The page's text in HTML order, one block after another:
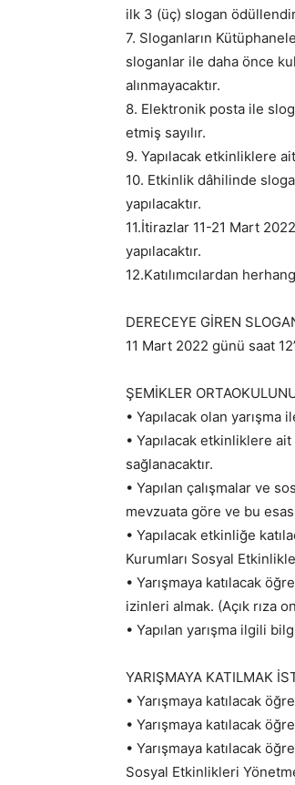
ilk 3 (üç) slogan
7. Sloganların
sloganlar ile daha önce
alınmayacaktır.
8. Elektronik posta ile
etmiş sayılır.
9. Yapılacak etkinliklere
10. Etkinlik dâhilinde
yapılacaktır.
11.İtirazlar 11-21 Mart
yapılacaktır.
12.Katılımcılardan
DERECEYE GİREN
11 Mart 2022 günü saat
ŞEMİKLER
• Yapılacak olan
• Yapılacak etkinliklere
sağlanacaktır.
• Yapılan çalışmalar ve
mevzuata göre ve bu
• Yapılacak etkinliğe
Kurumları Sosyal
• Yarışmaya katılacak
izinleri almak. (Açık rıza
• Yapılan yarışma ilgili
YARIŞMAYA KATILMAK
• Yarışmaya katılacak
• Yarışmaya katılacak
• Yarışmaya katılacak
Sosyal Etkinlikleri